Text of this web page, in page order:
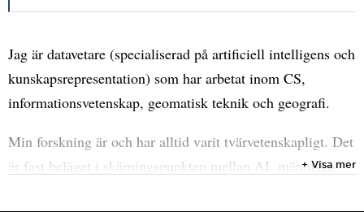
Jag är datavetare (specialiserad på artificiell intelligens och
kunskapsrepresentation) som har arbetat inom CS,
informationsvetenskap, geomatisk teknik och geografi.
Min forskning är och har alltid varit tvärvetenskapligt. Det
är fast beläget i skärningspunkten mellan AI, människa-
+ Visa mer